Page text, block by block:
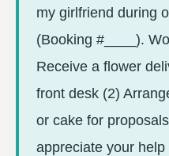
my girlfriend during
(Booking #____).
Receive a flower
front desk (2)
or cake for
appreciate your